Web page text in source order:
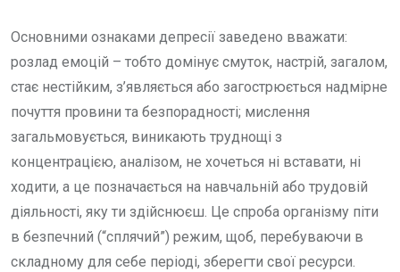
Основними ознаками депресії заведено вважати:
розлад емоцій – тобто домінує смуток, настрій, загалом,
стає нестійким, з’являється або загострюється надмірне
почуття провини та безпорадності; мислення
загальмовується, виникають труднощі з
концентрацією, аналізом, не хочеться ні вставати, ні
ходити, а це позначається на навчальній або трудовій
діяльності, яку ти здійснюєш. Це спроба організму піти
в безпечний (“сплячий”) режим, щоб, перебуваючи в
складному для себе періоді, зберегти свої ресурси.